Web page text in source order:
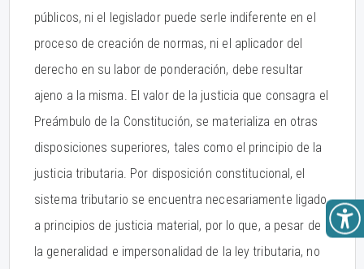
públicos, ni el legislador puede serle indiferente en el
proceso de creación de normas, ni el aplicador del
derecho en su labor de ponderación, debe resultar
ajeno a la misma. El valor de la justicia que consagra el
Preámbulo de la Constitución, se materializa en otras
disposiciones superiores, tales como el principio de la
justicia tributaria. Por disposición constitucional, el
sistema tributario se encuentra necesariamente ligado
a principios de justicia material, por lo que, a pesar de
la generalidad e impersonalidad de la ley tributaria, no